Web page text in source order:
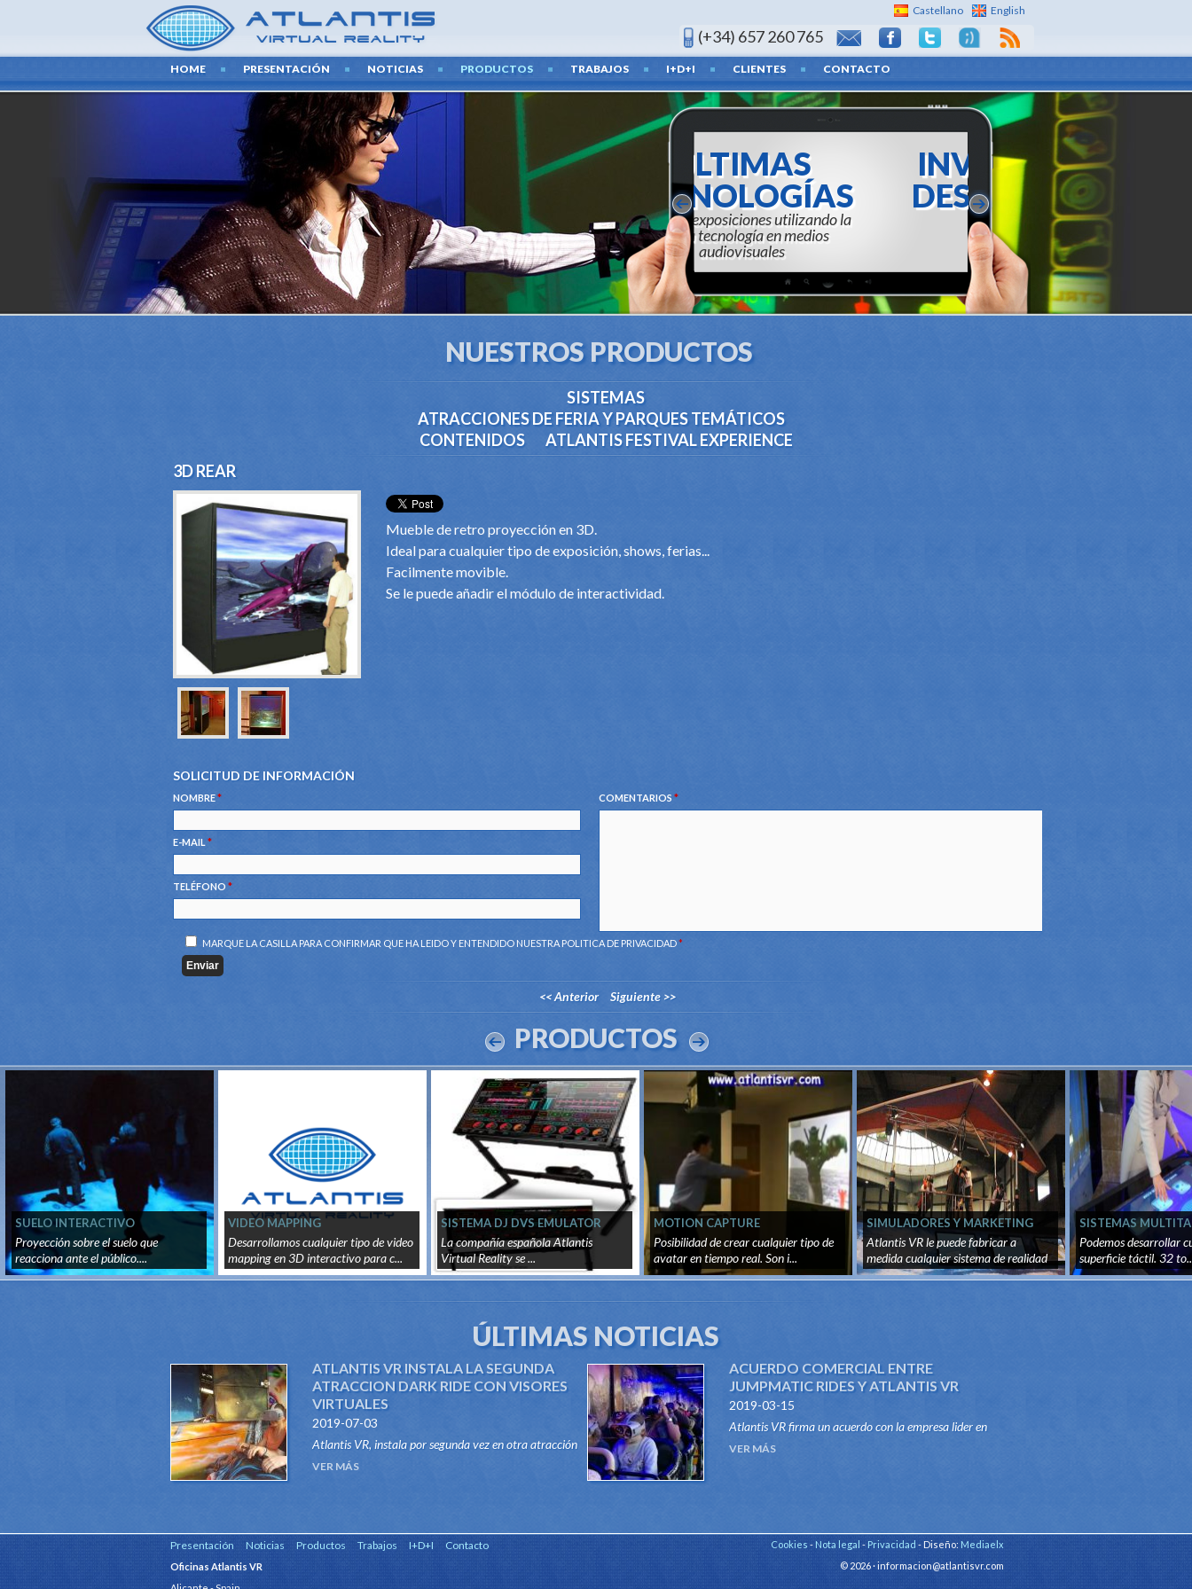
Castellano English
(+34) 657 260 765
HOME PRESENTACIÓN NOTICIAS PRODUCTOS TRABAJOS I+D+I CLIENTES CONTACTO
INVESTIGA Y
DESARROLLA
Posibilidad de crear elementos a
medida del cliente final
NUESTROS PRODUCTOS
SISTEMAS
ATRACCIONES DE FERIA Y PARQUES TEMÁTICOS
CONTENIDOS
ATLANTIS FESTIVAL EXPERIENCE
3D REAR
Mueble de retro proyección en 3D.
Ideal para cualquier tipo de exposición, shows, ferias...
Facilmente movible.
Se le puede añadir el módulo de interactividad.
SOLICITUD DE INFORMACIÓN
NOMBRE*
E-MAIL *
TELÉFONO *
COMENTARIOS *
MARQUE LA CASILLA PARA CONFIRMAR QUE HA LEIDO Y ENTENDIDO NUESTRAPOLITICA DE PRIVACIDAD*
<< Anterior Siguiente >>
PRODUCTOS
SUELO INTERACTIVO
Proyección sobre el suelo que
reacciona ante el público....
VIDEO MAPPING
Desarrollamos cualquier tipo de video
mapping en 3D interactivo para c...
SISTEMA DJ DVS EMULATOR
La compañía española Atlantis
Virtual Reality se ...
MOTION CAPTURE
Posibilidad de crear cualquier tipo de
avatar en tiempo real. Son i...
SIMULADORES Y MARKETING
PROMOCIONAL
Atlantis VR le puede fabricar a
medida cualquier sistema de realidad
v...
SISTEMAS
Podemos desarrollar
superficie táctil. 32
ÚLTIMAS NOTICIAS
ATLANTIS VR INSTALA LA SEGUNDA
ATRACCION DARK RIDE CON VISORES
VIRTUALES
2019-07-03
Atlantis VR, instala por segunda vez en otra atracción
del tipo Dark Ride, su sistema "VR RIDES". Gracias a
VER MÁS
ACUERDO COMERCIAL ENTRE
JUMPMATIC RIDES Y ATLANTIS VR
2019-03-15
Atlantis VR firma un acuerdo con la empresa lider en
el sector de las atracciones mecanicas, Jumpmatic
VER MÁS
Presentación Noticias Productos Trabajos I+D+I Contacto
Oficinas Atlantis VR
Cookies - Nota legal - Privacidad - Diseño: Mediaelx
© 2026 · informacion@atlantisvr.com